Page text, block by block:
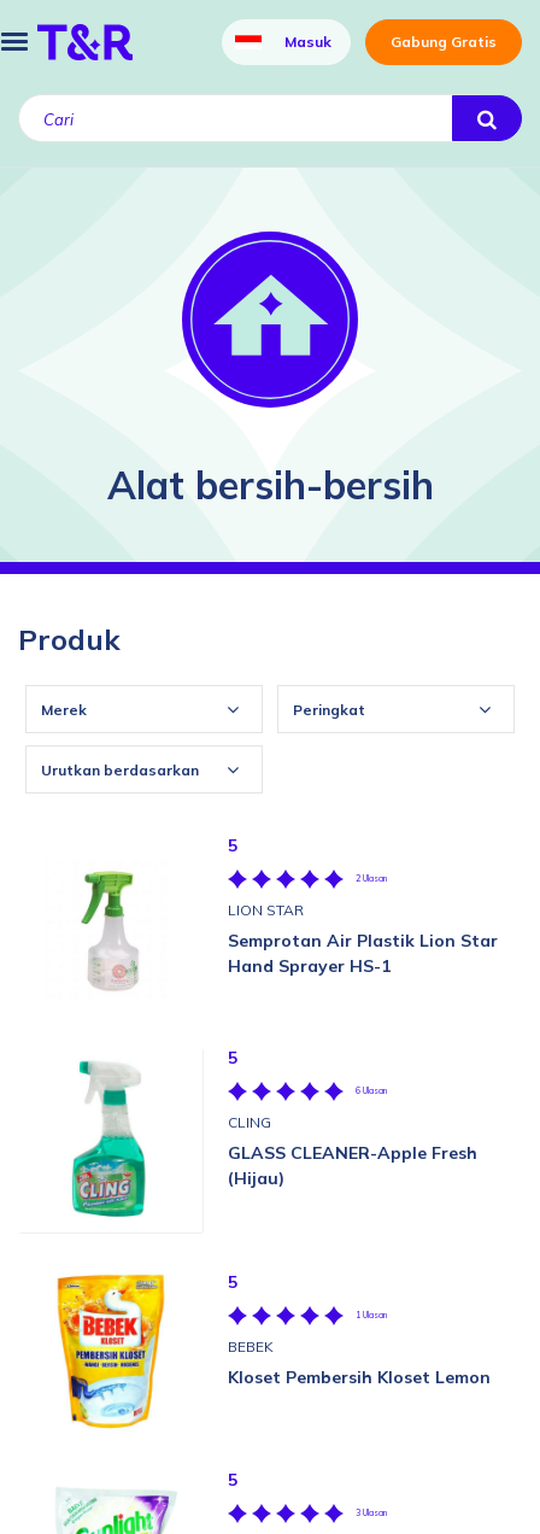
Masuk Gabung Gratis
Alat bersih-bersih
Produk
Merek Peringkat
Urutkan berdasarkan
5
2 Ulasan
LION STAR
Semprotan Air Plastik Lion Star
Hand Sprayer HS-1
5
6 Ulasan
CLING
GLASS CLEANER-Apple Fresh
(Hijau)
5
1 Ulasan
BEBEK
Kloset Pembersih Kloset Lemon
5
3 Ulasan